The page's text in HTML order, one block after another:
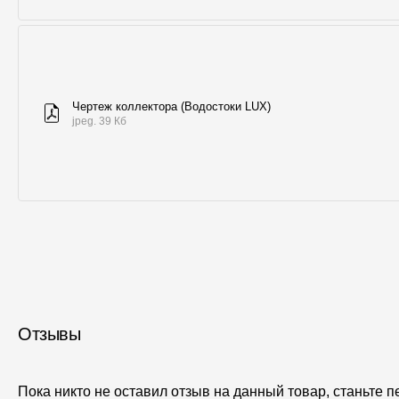
Чертеж коллектора (Водостоки LUX)
jpeg. 39 Кб
Отзывы
Пока никто не оставил отзыв на данный товар, станьте